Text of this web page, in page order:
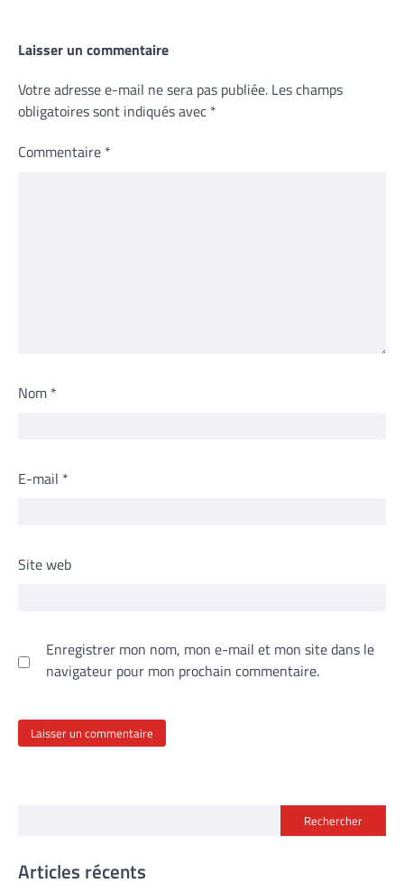
Laisser un commentaire
Votre adresse e-mail ne sera pas publiée. Les champs
obligatoires sont indiqués avec *
Commentaire *
Nom *
E-mail *
Site web
Enregistrer mon nom, mon e-mail et mon site dans le
navigateur pour mon prochain commentaire.
Rechercher
Articles récents